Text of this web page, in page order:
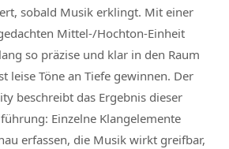
sobald Musik erklingt. Mit einer
Mittel-/Hochton-Einheit
so präzise und klar in den Raum
leise Töne an Tiefe gewinnen. Der
beschreibt das Ergebnis dieser
Einzelne Klangelemente
erfassen, die Musik wirkt greifbar,